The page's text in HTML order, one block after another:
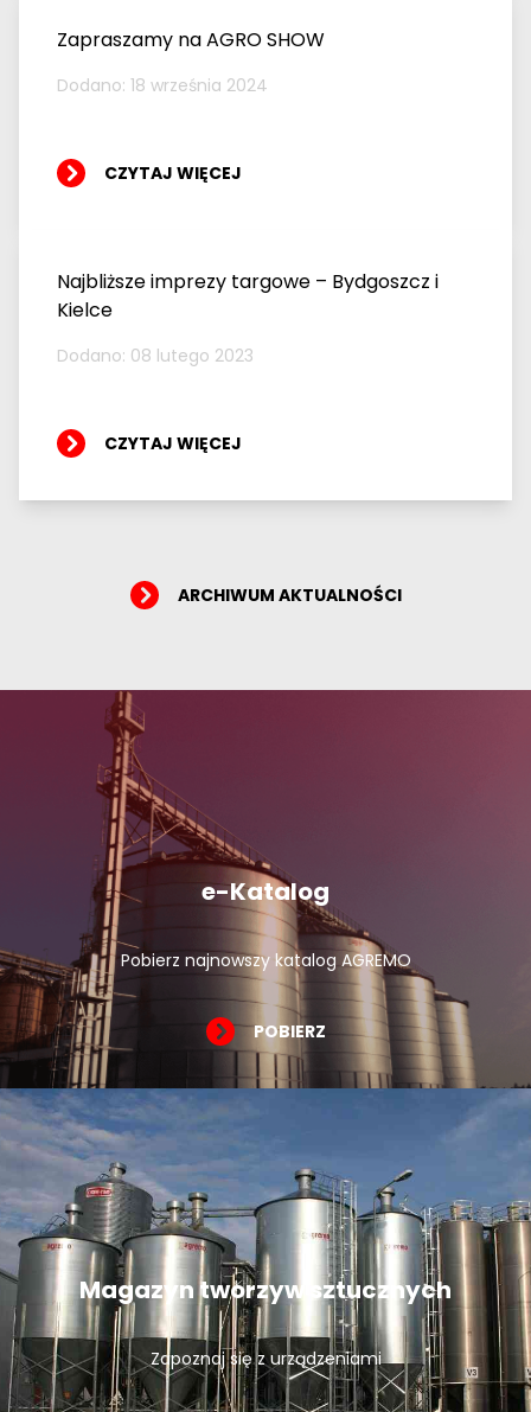
Zapraszamy na AGRO SHOW
Dodano: 18 września 2024
CZYTAJ WIĘCEJ
Najbliższe imprezy targowe – Bydgoszcz i
Kielce
Dodano: 08 lutego 2023
CZYTAJ WIĘCEJ
ARCHIWUM AKTUALNOŚCI
e-Katalog
Pobierz najnowszy katalog AGREMO
POBIERZ
Magazyn tworzyw sztucznych
Zapoznaj się z urządzeniami